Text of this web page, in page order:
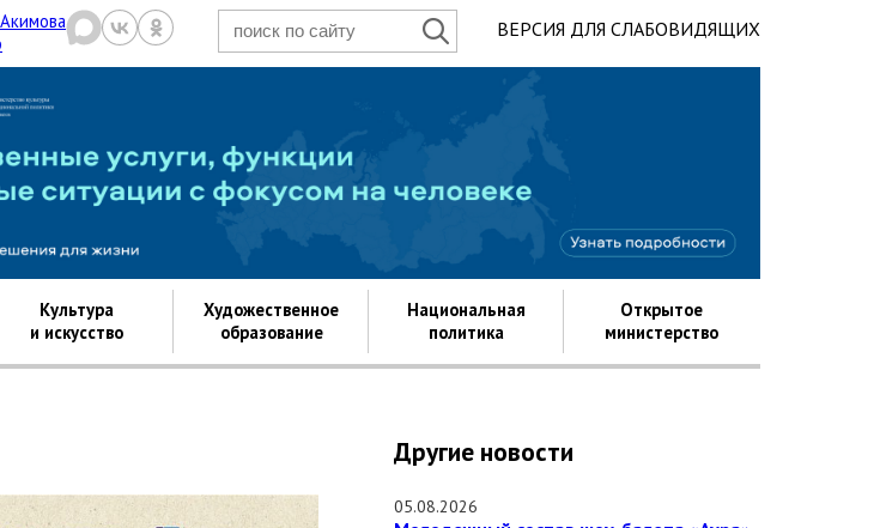
ВЕРСИЯ ДЛЯ СЛАБОВИДЯЩИХ
Культура
и искусство
Художественное
образование
Национальная
политика
Открытое
министерство
Другие новости
05.08.2026